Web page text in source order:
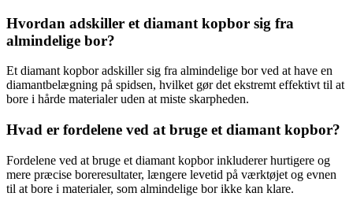
Hvordan adskiller et diamant kopbor sig fra
almindelige bor?
Et diamant kopbor adskiller sig fra almindelige bor ved at have en
diamantbelægning på spidsen, hvilket gør det ekstremt effektivt til at
bore i hårde materialer uden at miste skarpheden.
Hvad er fordelene ved at bruge et diamant kopbor?
Fordelene ved at bruge et diamant kopbor inkluderer hurtigere og
mere præcise boreresultater, længere levetid på værktøjet og evnen
til at bore i materialer, som almindelige bor ikke kan klare.